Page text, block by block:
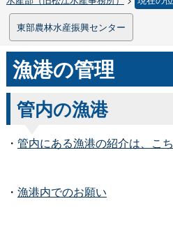
東部農林水産振興センター
漁港の管理
管内の漁港
・ 管内にある漁港の紹介は、こ
・ 漁港内でのお願い